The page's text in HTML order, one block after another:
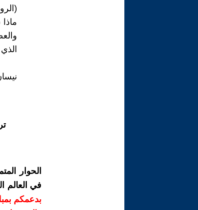
نيسان
الحوار
في العالم